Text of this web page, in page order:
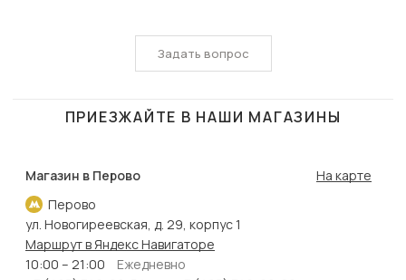
Задать вопрос
ПРИЕЗЖАЙТЕ В НАШИ МАГАЗИНЫ
Магазин в Перово
Перово
На карте
ул. Новогиреевская, д. 29, корпус 1
Маршрут в Яндекс Навигаторе
10:00 – 21:00
Ежедневно